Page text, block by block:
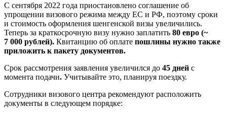
С сентября 2022 года приостановлено соглашение об
упрощении визового режима между ЕС и РФ, поэтому сроки
и стоимость оформления шенгенской визы увеличились.
Теперь за краткосрочную визу нужно заплатить 80 евро (~
7 000 рублей). Квитанцию об оплате пошлины нужно также
приложить к пакету документов.
Срок рассмотрения заявления увеличился до 45 дней с
момента подачи. Учитывайте это, планируя поездку.
Сотрудники визового центра рекомендуют расположить
документы в следующем порядке: